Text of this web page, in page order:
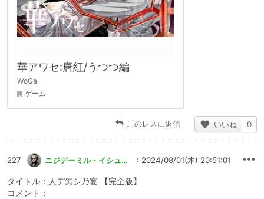
華アワセ:唐紅/うつつ編
WoGa
ゲーム
このレスに返信 いいね 0
227 ニジデーミル・イシュカンスキー : 2024/08/01(木) 20:51:01
タイトル：人デ無シ乃宴 【完全版】
コメント：